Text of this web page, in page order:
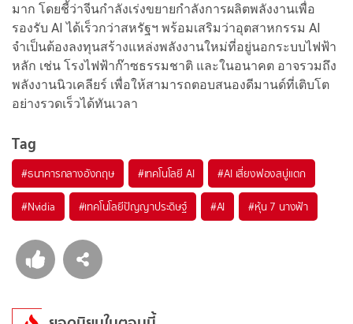
มาก โดยชี้ว่าจีนกำลังเร่งขยายกำลังการผลิตพลังงานเพื่อ
รองรับ AI ได้เร็วกว่าสหรัฐฯ พร้อมเสริมว่าอุตสาหกรรม AI
จำเป็นต้องลงทุนสร้างแหล่งพลังงานใหม่ที่อยู่นอกระบบไฟฟ้า
หลัก เช่น โรงไฟฟ้าก๊าซธรรมชาติ และในอนาคต อาจรวมถึง
พลังงานนิวเคลียร์ เพื่อให้สามารถตอบสนองดีมานด์ที่เติบโต
อย่างรวดเร็วได้ทันเวลา
Tag
#ธนาคารกลางอังกฤษ #เทคโนโลยี AI #AI เสี่ยงฟองสบู่แตก
#Nvidia #เทคโนโลยีปัญญาประดิษฐ์ #AI #หุ้น 7 นางฟ้า